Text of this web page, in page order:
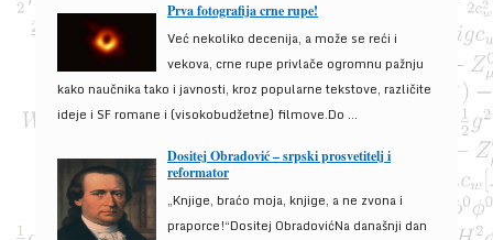
Prva fotografija crne rupe!
Već nekoliko decenija, a može se reći i
vekova, crne rupe privlače ogromnu pažnju
kako naučnika tako i javnosti, kroz popularne tekstove, različite
ideje i SF romane i (visokobudžetne) filmove.Do ...
Dositej Obradović – srpski prosvetitelj i
reformator
„Knjige, braćo moja, knjige, a ne zvona i
praporce!“Dositej ObradovićNa današnji dan